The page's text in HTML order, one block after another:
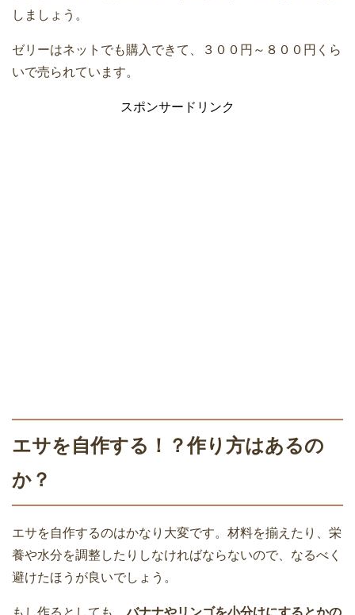
しましょう。
ゼリーはネットでも購入できて、３００円～８００円くら
いで売られています。
スポンサードリンク
エサを自作する！？作り方はあるの
か？
エサを自作するのはかなり大変です。材料を揃えたり、栄
養や水分を調整したりしなければならないので、なるべく
避けたほうが良いでしょう。
もし作るとしても、 バナナやリンゴを小分けにするとかの